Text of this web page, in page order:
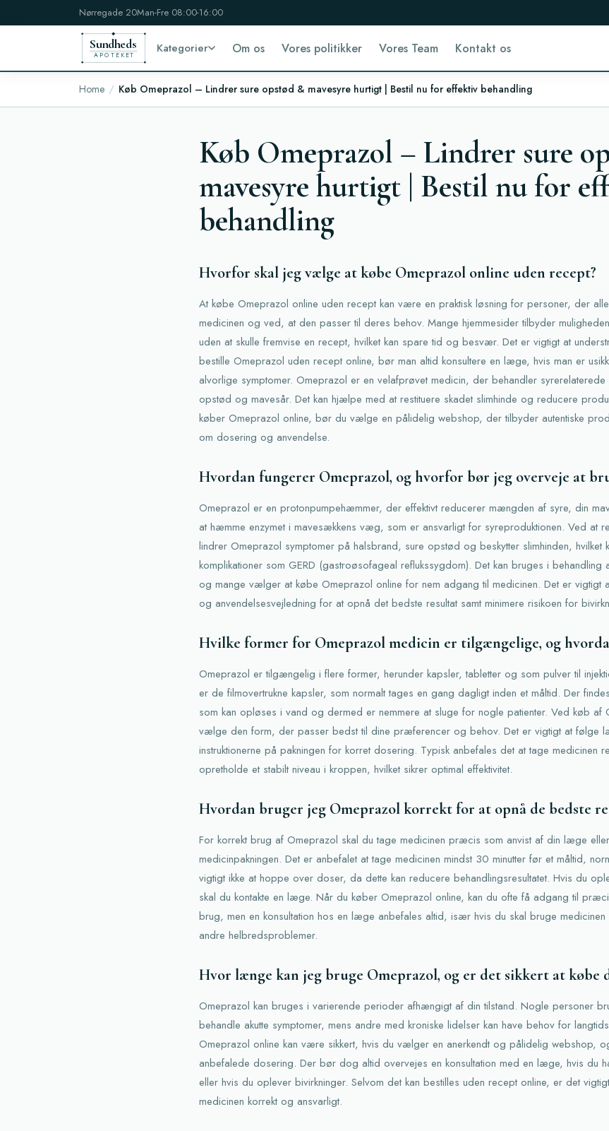
Nørregade 20Man-Fre 08:00-16:00
Sundheds
APOTEKET
Kategorier Om os Vores politikker Vores Team Kontakt os
Home Køb Omeprazol – Lindrer sure opstød & mavesyre hurtigt | Bestil nu for effektiv behandling
Køb Omeprazol – Lindrer sure
mavesyre hurtigt | Bestil nu for
behandling
Hvorfor skal jeg vælge at købe Omeprazol online uden recept?
At købe Omeprazol online uden recept kan være en praktisk løsning for personer, der
medicinen og ved, at den passer til deres behov. Mange hjemmesider tilbyder
uden at skulle fremvise en recept, hvilket kan spare tid og besvær. Det er vigtigt at
bestille Omeprazol uden recept online, bør man altid konsultere en læge, hvis man er
alvorlige symptomer. Omeprazol er en velafprøvet medicin, der behandler
opstød og mavesår. Det kan hjælpe med at restituere skadet slimhinde og reducere
køber Omeprazol online, bør du vælge en pålidelig webshop, der tilbyder autentiske
om dosering og anvendelse.
Hvordan fungerer Omeprazol, og hvorfor bør jeg overveje at
Omeprazol er en protonpumpehæmmer, der effektivt reducerer mængden af syre, din
at hæmme enzymet i mavesækkens væg, som er ansvarligt for syreproduktionen. Ved at
lindrer Omeprazol symptomer på halsbrand, sure opstød og beskytter slimhinden,
komplikationer som GERD (gastroøsofageal reflukssygdom). Det kan bruges i behandling
og mange vælger at købe Omeprazol online for nem adgang til medicinen. Det er vigtigt
og anvendelsesvejledning for at opnå det bedste resultat samt minimere risikoen for
Hvilke former for Omeprazol medicin er tilgængelige, og
Omeprazol er tilgængelig i flere former, herunder kapsler, tabletter og som pulver til
er de filmovertrukne kapsler, som normalt tages en gang dagligt inden et måltid. Der
som kan opløses i vand og dermed er nemmere at sluge for nogle patienter. Ved køb af
vælge den form, der passer bedst til dine præferencer og behov. Det er vigtigt at følge
instruktionerne på pakningen for korret dosering. Typisk anbefales det at tage medicinen
opretholde et stabilt niveau i kroppen, hvilket sikrer optimal effektivitet.
Hvordan bruger jeg Omeprazol korrekt for at opnå de bedste
For korrekt brug af Omeprazol skal du tage medicinen præcis som anvist af din læge
medicinpakningen. Det er anbefalet at tage medicinen mindst 30 minutter før et måltid,
vigtigt ikke at hoppe over doser, da dette kan reducere behandlingsresultatet. Hvis du
skal du kontakte en læge. Når du køber Omeprazol online, kan du ofte få adgang til
brug, men en konsultation hos en læge anbefales altid, især hvis du skal bruge
andre helbredsproblemer.
Hvor længe kan jeg bruge Omeprazol, og er det sikkert at købe
Omeprazol kan bruges i varierende perioder afhængigt af din tilstand. Nogle personer
behandle akutte symptomer, mens andre med kroniske lidelser kan have behov for
Omeprazol online kan være sikkert, hvis du vælger en anerkendt og pålidelig webshop,
anbefalede dosering. Der bør dog altid overvejes en konsultation med en læge, hvis du
eller hvis du oplever bivirkninger. Selvom det kan bestilles uden recept online, er det
medicinen korrekt og ansvarligt.